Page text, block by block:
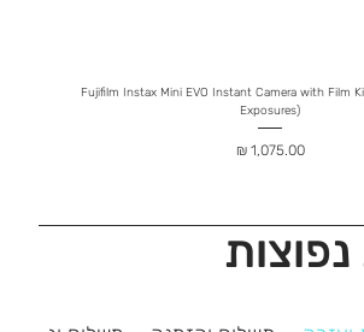
Fujifilm Instax Mini EVO Instant Camera with Film
Exposures)
מחיר‏1,075.00 ‏₪